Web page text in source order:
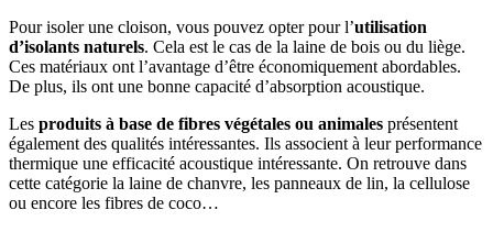
Pour isoler une cloison, vous pouvez opter pour l’utilisation
d’isolants naturels. Cela est le cas de la laine de bois ou du liège.
Ces matériaux ont l’avantage d’être économiquement abordables.
De plus, ils ont une bonne capacité d’absorption acoustique.
Les produits à base de fibres végétales ou animales présentent
également des qualités intéressantes. Ils associent à leur performance
thermique une efficacité acoustique intéressante. On retrouve dans
cette catégorie la laine de chanvre, les panneaux de lin, la cellulose
ou encore les fibres de coco…